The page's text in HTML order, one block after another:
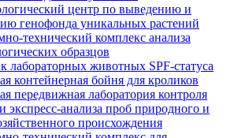
центр по выведению и
генофонда уникальных растений
технический комплекс анализа
образцов
лабораторных животных SPF-статуса
контейнерная бойня для кроликов
передвижная лаборатория контроля
экспресс-анализа проб природного и
происхождения